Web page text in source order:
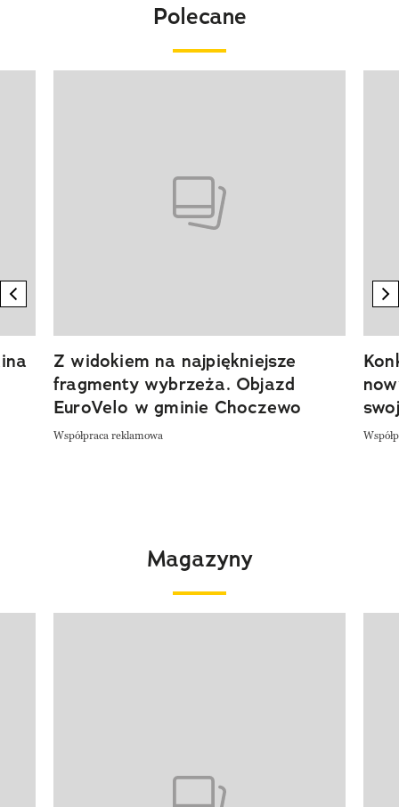
Polecane
previous element
Z widokiem na najpiękniejsze
fragmenty wybrzeża. Objazd
EuroVelo w gminie Choczewo
Współpraca reklamowa
Magazyny